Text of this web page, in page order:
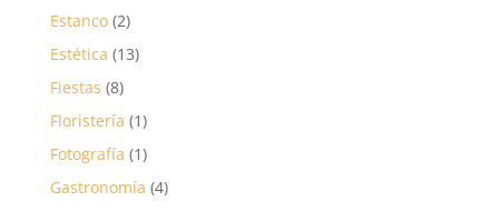
Estanco(2)
Estética (13)
Fiestas (8)
Floristería (1)
Fotografía (1)
Gastronomía (4)